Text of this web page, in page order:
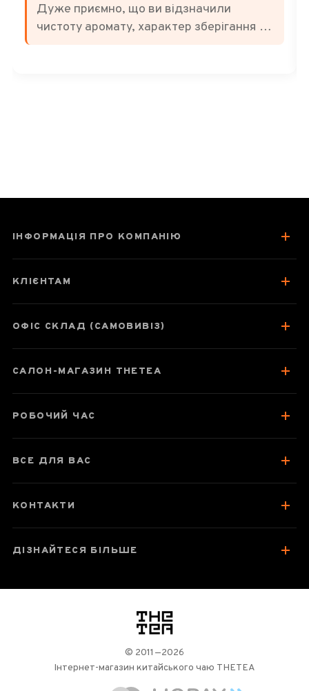
Дуже приємно, що ви відзначили
чистоту аромату, характер зберігання та
ІНФОРМАЦІЯ ПРО КОМПАНІЮ
КЛІЄНТАМ
ОФІС СКЛАД (САМОВИВІЗ)
САЛОН-МАГАЗИН THETEA
РОБОЧИЙ ЧАС
ВСЕ ДЛЯ ВАС
КОНТАКТИ
ДІЗНАЙТЕСЯ БІЛЬШЕ
логотип
© 2011—2026
Інтернет-магазин китайського чаю THETEA